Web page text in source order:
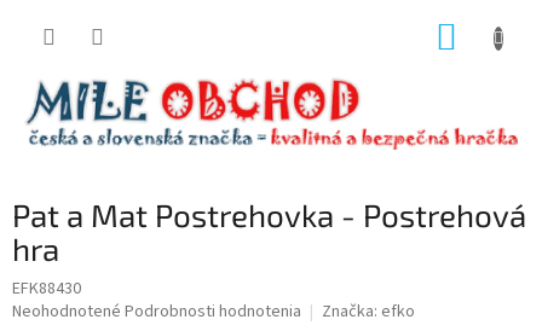
Pat a Mat Postrehovka - Postrehová
hra
EFK88430
Priemerné
Neohodnotené Podrobnosti hodnotenia Značka: efko